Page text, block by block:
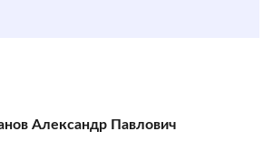
Александр Павлович